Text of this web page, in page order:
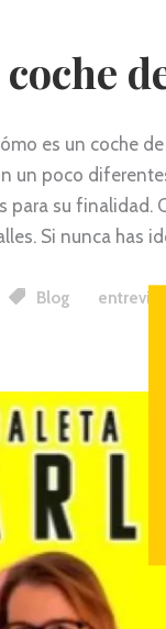
es un coche
un poco
su finalidad.
Si nunca has
Blog entrevista